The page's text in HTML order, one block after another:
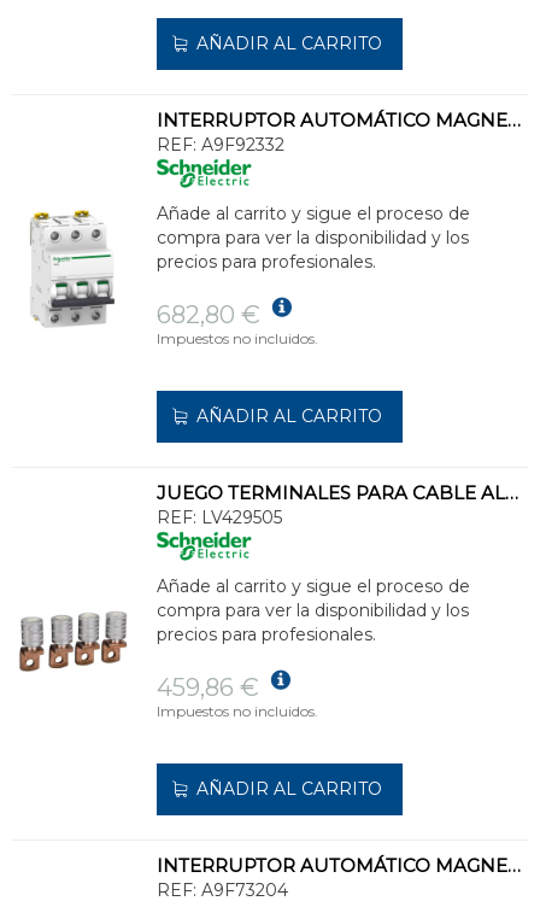
AÑADIR AL CARRITO
INTERRUPTOR AUTOMÁTICO MAGNETOTÉRMICO iC60L 3P 32A CURVA-Z
REF: A9F92332
Añade al carrito y sigue el proceso de
compra para ver la disponibilidad y los
precios para profesionales.
682,80 €
Impuestos no incluidos.
AÑADIR AL CARRITO
JUEGO TERMINALES PARA CABLE ALUMINIO 150mm² + SEPARADOR DE FASE (4u)
REF: LV429505
Añade al carrito y sigue el proceso de
compra para ver la disponibilidad y los
precios para profesionales.
459,86 €
Impuestos no incluidos.
AÑADIR AL CARRITO
INTERRUPTOR AUTOMÁTICO MAGNETOTÉRMICO iC60N 2P 4A CURVA-B
REF: A9F73204